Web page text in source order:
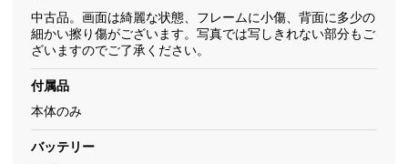
中古品。画面は綺麗な状態、フレームに小傷、背面に多少の
細かい擦り傷がございます。写真では写しきれない部分もご
ざいますのでご了承ください。
付属品
本体のみ
バッテリー